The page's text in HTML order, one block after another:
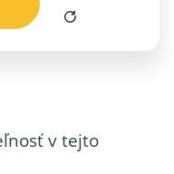
v tejto